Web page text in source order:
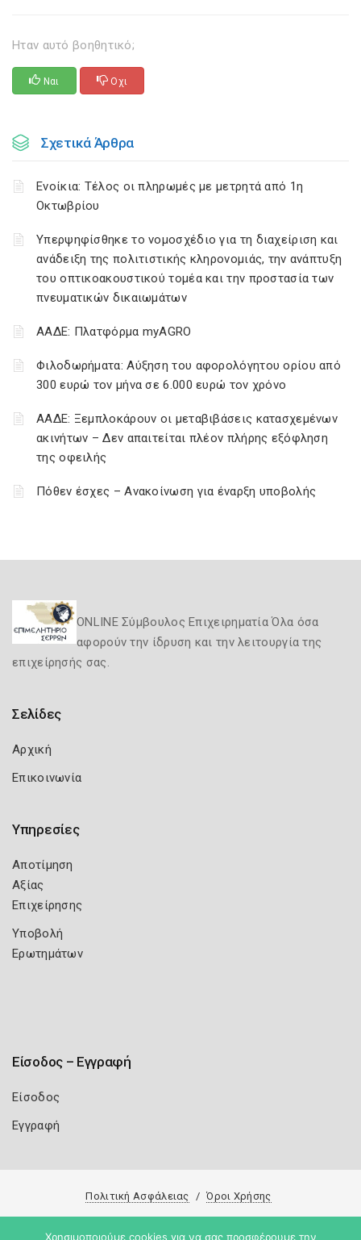
Ηταν αυτό βοηθητικό;
Ναι Οχι
Σχετικά Άρθρα
Ενοίκια: Τέλος οι πληρωμές με μετρητά από 1η
Οκτωβρίου
Υπερψηφίσθηκε το νομοσχέδιο για τη διαχείριση και
ανάδειξη της πολιτιστικής κληρονομιάς, την ανάπτυξη
του οπτικοακουστικού τομέα και την προστασία των
πνευματικών δικαιωμάτων
ΑΑΔΕ: Πλατφόρμα myAGRO
Φιλοδωρήματα: Αύξηση του αφορολόγητου ορίου από
300 ευρώ τον μήνα σε 6.000 ευρώ τον χρόνο
ΑΑΔΕ: Ξεμπλοκάρουν οι μεταβιβάσεις κατασχεμένων
ακινήτων – Δεν απαιτείται πλέον πλήρης εξόφληση
της οφειλής
Πόθεν έσχες – Ανακοίνωση για έναρξη υποβολής
ONLINE Σύμβουλος Επιχειρηματία Όλα όσα
αφορούν την ίδρυση και την λειτουργία της
επιχείρησής σας.
Σελίδες
Αρχική
Επικοινωνία
Υπηρεσίες
Αποτίμηση
Αξίας
Επιχείρησης
Υποβολή
Ερωτημάτων
Είσοδος – Εγγραφή
Είσοδος
Εγγραφή
Πολιτική Ασφάλειας Όροι Χρήσης
Copyright 2026 Knowledge A.E.
Χρησιμοποιούμε cookies για να σας προσφέρουμε την